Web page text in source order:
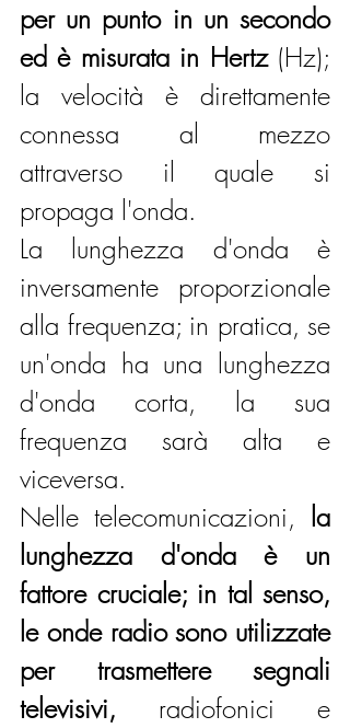
per un punto in un secondo
ed è misurata in Hertz (Hz);
la velocità è direttamente
connessa al mezzo
attraverso il quale si
propaga l'onda.
La lunghezza d'onda è
inversamente proporzionale
alla frequenza; in pratica, se
un'onda ha una lunghezza
d'onda corta, la sua
frequenza sarà alta e
viceversa.
Nelle telecomunicazioni, la
lunghezza d'onda è un
fattore cruciale; in tal senso,
le onde radio sono utilizzate
per trasmettere segnali
televisivi, radiofonici e